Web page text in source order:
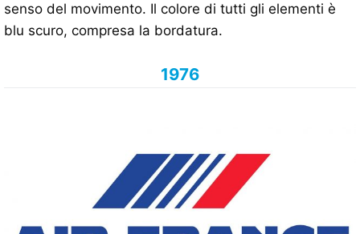
senso del movimento. Il colore di tutti gli elementi è
blu scuro, compresa la bordatura.
1976